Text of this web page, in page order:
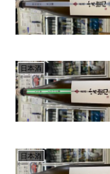
日本酒
日本酒